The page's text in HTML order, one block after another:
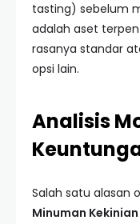
tasting) sebelum
adalah aset
rasanya standar
opsi lain.
Analisis
Salah satu alasan
Minuman